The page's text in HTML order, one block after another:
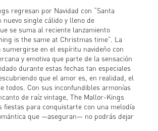
regresan por Navidad con “Santa
nuevo single cálido y lleno de
se suma al reciente lanzamiento
is the same at Christmas time”. La
sumergirse en el espíritu navideño con
y emotiva que parte de la sensación
durante estas fechas tan especiales
que el amor es, en realidad, el
todos. Con sus inconfundibles armonías
de raíz vintage, The Mallor-Kings
fiestas para conquistarte con una melodía
que —aseguran— no podrás dejar